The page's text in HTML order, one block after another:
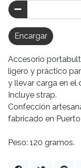
Encargar
Accesorio
ligero y práctico
y llevar carga en el
Incluye strap.
Confección
fabricado en
Peso: 120 gramos.